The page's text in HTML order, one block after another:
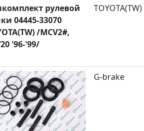
[1]
[25]
[51]
[107]
[101]
[21]
[790]
[2]
[475]
рулевой
04445-33070
/MCV2#,
'96-'99/
TOYOTA(TW)
G-brake